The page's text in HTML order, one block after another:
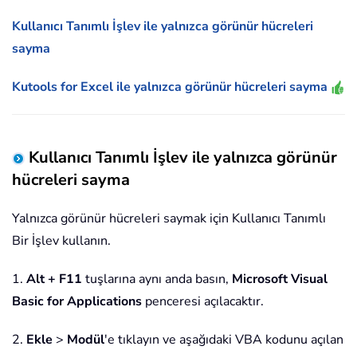
Kullanıcı Tanımlı İşlev ile yalnızca görünür hücreleri
sayma
Kutools for Excel ile yalnızca görünür hücreleri sayma
Kullanıcı Tanımlı İşlev ile yalnızca görünür
hücreleri sayma
Yalnızca görünür hücreleri saymak için Kullanıcı Tanımlı
Bir İşlev kullanın.
1. Alt + F11 tuşlarına aynı anda basın, Microsoft Visual
Basic for Applications penceresi açılacaktır.
2. Ekle > Modül'e tıklayın ve aşağıdaki VBA kodunu açılan